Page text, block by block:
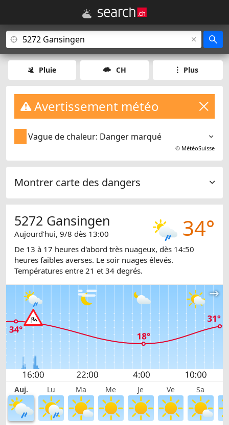
Pluie CH Plus
Avertissement météo
Vague de chaleur: Danger marqué
© MétéoSuisse
Montrer carte des dangers
34°
5272 Gansingen
Aujourd'hui, 9/8 dès 13:00
De 13 à 17 heures d'abord très nuageux, dès 14:50
heures faibles averses. Le soir nuages élevés.
Températures entre 21 et 34 degrés.
Auj. Lu Ma Me Je Ve Sa